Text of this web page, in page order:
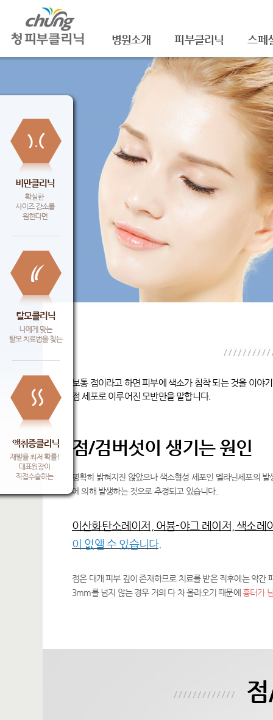
병원소개 피부클리닉 스페
의료진소개
진료안내
레이저장비소개
병원 둘러보기
찾아오시는 길
공지사항
여드름
여드름자국/흉터
문신제거
안면홍조
피부질환치료
셀라
셀라
레이
주름/
제모
FNS
물광
아쿠
백옥
신데
슈링
셀렉
보통 점이라고 하면 피부에 색소가 침착 되는 것을 이야
점 세포로 이루어진 모반만을 말합니다.
점/검버섯이 생기는 원인
명확히 밝혀지진 않았으나 색소형성 세포인 멜라닌세포의
에 의해 발생하는 것으로 추정되고 있습니다.
이산화탄소레이저, 어븀-야그 레이저, 색소레
이 없앨 수 있습니다.
점은 대개 피부 깊이 존재하므로 치료를 받은 직후에는 약간
3mm를 넘지 않는 경우 거의 다 차 올라오기 때문에 흉터가